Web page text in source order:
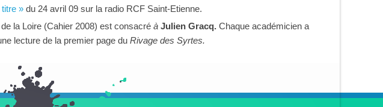
titre »du 24 avril 09 sur la radio RCF Saint-Etienne.
la Loire (Cahier 2008) est consacré à Julien Gracq. Chaque académicien a
lecture de la premier page duRivage des Syrtes.